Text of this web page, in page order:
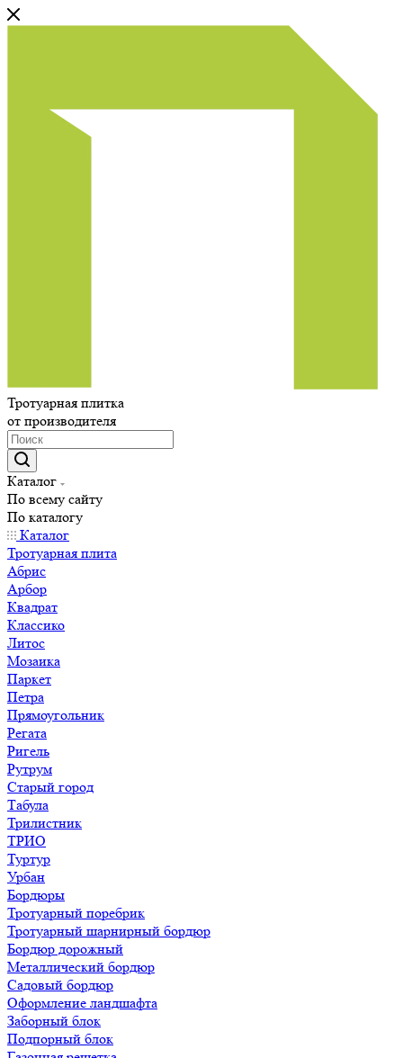
Тротуарная плитка
от производителя
Каталог
По всему сайту
По каталогу
Каталог
Тротуарная плита
Абрис
Арбор
Квадрат
Классико
Литос
Мозаика
Паркет
Петра
Прямоугольник
Регата
Ригель
Рутрум
Старый город
Табула
Трилистник
ТРИО
Туртур
Урбан
Бордюры
Тротуарный поребрик
Тротуарный шарнирный бордюр
Бордюр дорожный
Металлический бордюр
Садовый бордюр
Оформление ландшафта
Заборный блок
Подпорный блок